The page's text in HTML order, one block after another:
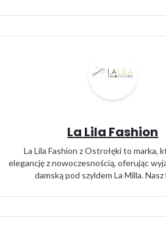
La Lila Fashion
La Lila Fashion z Ostrołęki to marka,
elegancję z nowoczesnością, oferując
damską pod szyldem La Milla.